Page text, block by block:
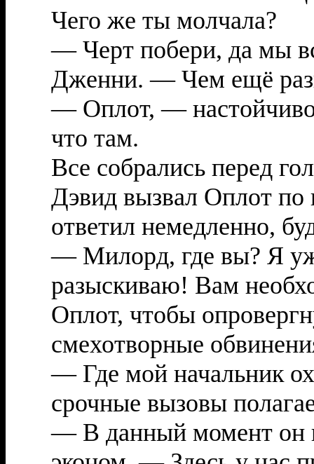
Чего же ты молчала?
— Черт побери, да мы
Дженни. — Чем ещё
— Оплот, —
что там.
Все собрались перед
Дэвид вызвал Оплот по
ответил немедленно,
— Милорд, где вы? Я
разыскиваю! Вам
Оплот, чтобы
смехотворные
— Где мой начальник
срочные вызовы
— В данный момент он